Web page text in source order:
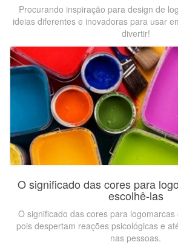
Procurando inspiração para design de
ideias diferentes e inovadoras para usar
divertir!
O significado das cores para
escolhê-las
O significado das cores para
pois despertam reações psicológicas e
nas pessoas.